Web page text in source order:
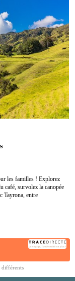
les familles ! Explorez
café, survolez la canopée
Tayrona, entre
différents